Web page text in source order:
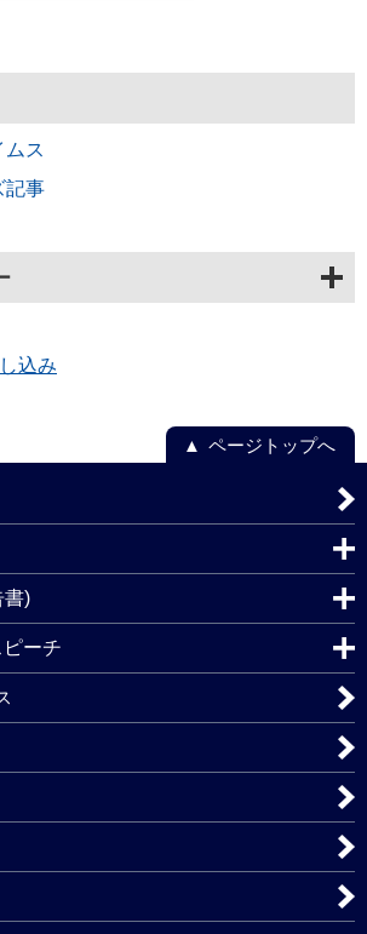
ムス
記事
込み
ページトップへ
書)
ーチ